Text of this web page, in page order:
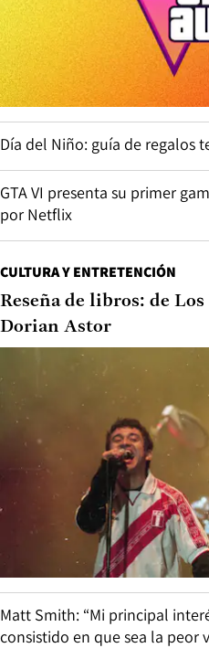
Día del Niño: guía de regalos
GTA VI presenta su primer
por Netflix
CULTURA Y ENTRETENCIÓN
Reseña de libros: de
Dorian Astor
Matt Smith: “Mi principal
consistido en que sea la peor